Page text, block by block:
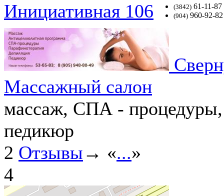
Инициативная 106
(3842) 61-11-87
(904) 960-92-82
Массажный салон
массаж, СПА - процедуры,
педикюр
2 Отзывы→ «...»
4